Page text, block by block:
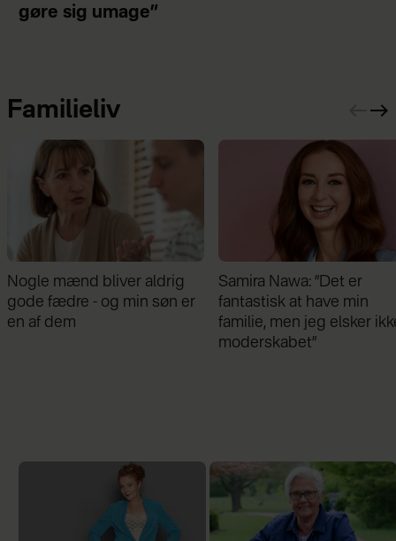
gøre sig umage”
Familieliv
Nogle mænd bliver aldrig
gode fædre - og min søn er
en af dem
Samira Nawa: ”Det er
fantastisk at have min
familie, men jeg elsker
moderskabet”